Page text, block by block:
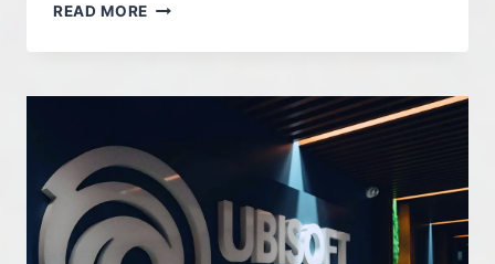
READ MORE OWLCAT
SVŮJ
ALE
MOC
NEVÍTAJÍ